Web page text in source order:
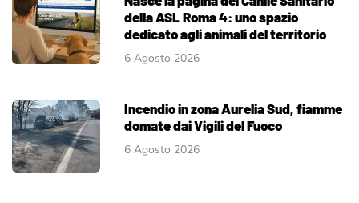
della ASL Roma 4: uno spazio
dedicato agli animali del territorio
6 Agosto 2026
Incendio in zona Aurelia Sud, fiamme
domate dai Vigili del Fuoco
6 Agosto 2026